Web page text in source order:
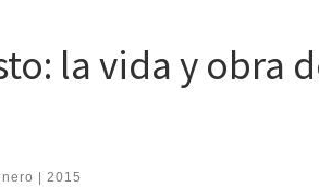
la vida y obra
| 2015